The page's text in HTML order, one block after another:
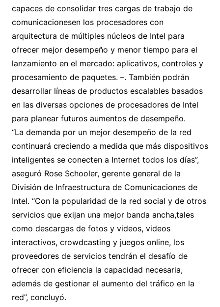
capaces de consolidar tres cargas de trabajo de
comunicacionesen los procesadores con
arquitectura de múltiples núcleos de Intel para
ofrecer mejor desempeño y menor tiempo para el
lanzamiento en el mercado: aplicativos, controles y
procesamiento de paquetes. –. También podrán
desarrollar líneas de productos escalables basados
en las diversas opciones de procesadores de Intel
para planear futuros aumentos de desempeño.
“La demanda por un mejor desempeño de la red
continuará creciendo a medida que más dispositivos
inteligentes se conecten a Internet todos los días”,
aseguró Rose Schooler, gerente general de la
División de Infraestructura de Comunicaciones de
Intel. “Con la popularidad de la red social y de otros
servicios que exijan una mejor banda ancha,tales
como descargas de fotos y videos, videos
interactivos, crowdcasting y juegos online, los
proveedores de servicios tendrán el desafío de
ofrecer con eficiencia la capacidad necesaria,
además de gestionar el aumento del tráfico en la
red”, concluyó.